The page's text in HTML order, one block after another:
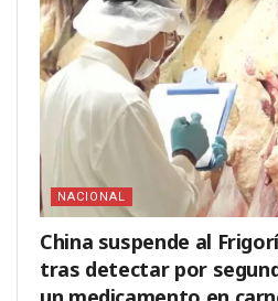
NACIONAL
China suspende al
tras detectar por